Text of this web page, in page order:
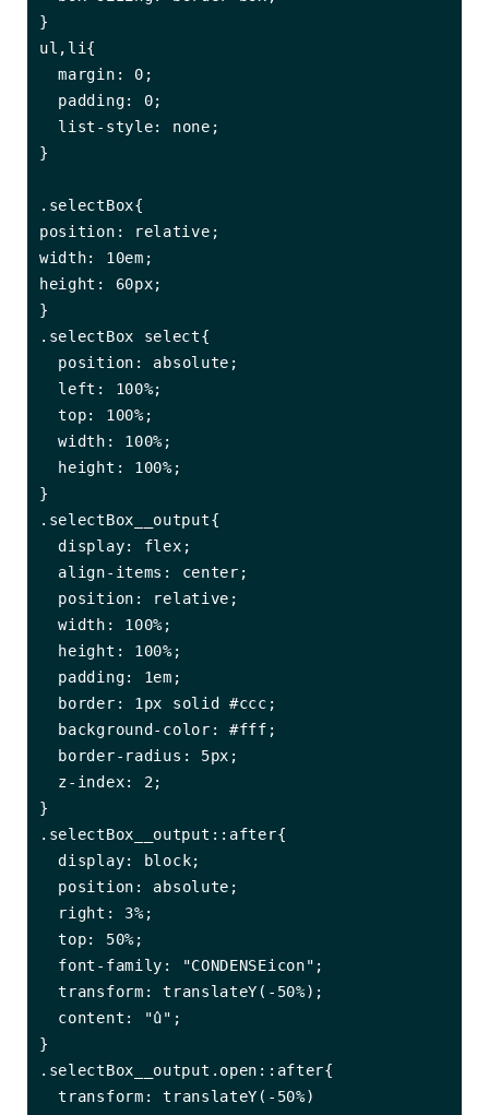
}
ul,li{
  margin: 0;
}
.selectBox{
position: relative;
width: 10em;
height: 60px;
}
.selectBox select{
  top: 100%;
  width: 100%;
}
.selectBox__output{
  display: flex;
  width: 100%;
}
.selectBox__output::after{
  display: block;
  top: 50%;
  transform: translateY(-50%);
}
.selectBox__output.open::after{
  transform: translateY(-50%)